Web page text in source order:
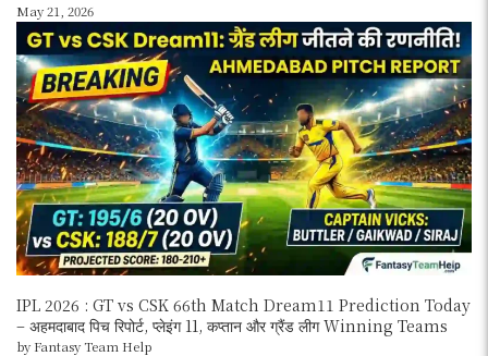
May 21, 2026
IPL 2026 : GT vs CSK 66th Match Dream11 Prediction Today
– अहमदाबाद पिच रिपोर्ट, प्लेइंग 11, कप्तान और ग्रैंड लीग Winning Teams
by Fantasy Team Help